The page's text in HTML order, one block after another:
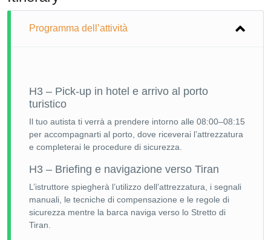
Programma dell’attività
H3 – Pick-up in hotel e arrivo al porto
turistico
Il tuo autista ti verrà a prendere intorno alle 08:00–08:15
per accompagnarti al porto, dove riceverai l’attrezzatura
e completerai le procedure di sicurezza.
H3 – Briefing e navigazione verso Tiran
L’istruttore spiegherà l’utilizzo dell’attrezzatura, i segnali
manuali, le tecniche di compensazione e le regole di
sicurezza mentre la barca naviga verso lo Stretto di
Tiran.